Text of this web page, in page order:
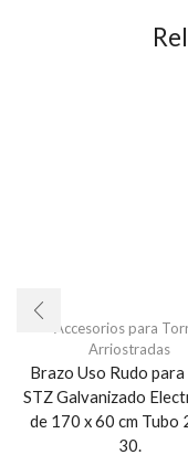
Accesorios para
Arriostradas
Brazo Uso Rudo
STZ Galvanizado
de 170 x 60 cm Tubo
30.